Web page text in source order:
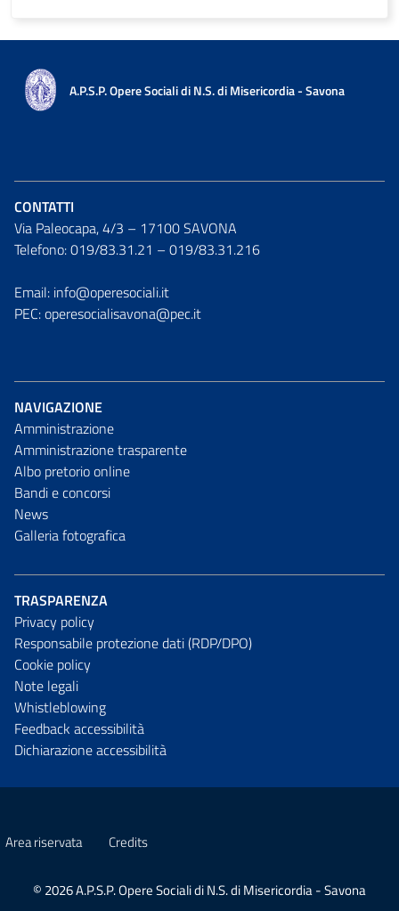
A.P.S.P. Opere Sociali di N.S. di Misericordia - Savona
CONTATTI
Via Paleocapa, 4/3 – 17100 SAVONA
Telefono: 019/83.31.21 – 019/83.31.216
Email: info@operesociali.it
PEC: operesocialisavona@pec.it
NAVIGAZIONE
Amministrazione
Amministrazione trasparente
Albo pretorio online
Bandi e concorsi
News
Galleria fotografica
TRASPARENZA
Privacy policy
Responsabile protezione dati (RDP/DPO)
Cookie policy
Note legali
Whistleblowing
Feedback accessibilità
Dichiarazione accessibilità
Area riservata Credits
© 2026 A.P.S.P. Opere Sociali di N.S. di Misericordia - Savona